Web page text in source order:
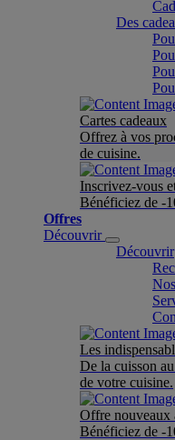
Des
Cartes cadeaux
Offrez à vos
de cuisine.
Inscrivez-vous
Bénéficiez de -
Offres
Découvrir
Découvrir
Les
De la cuisson
de votre cuisine.
Offre nouveaux
Bénéficiez de -